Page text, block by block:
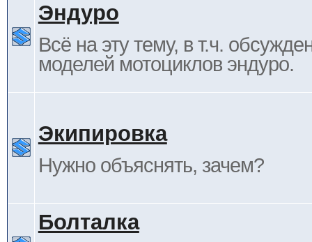
Эндуро
Всё на эту тему, в т.ч.
моделей мотоциклов эндуро.
Экипировка
Нужно объяснять, зачем?
Болталка